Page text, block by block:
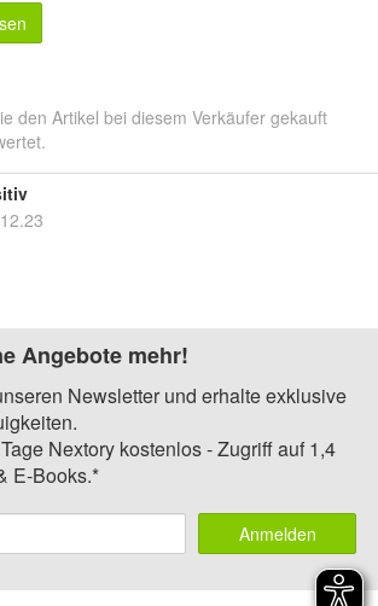
den Artikel bei diesem Verkäufer gekauft
Angebote mehr!
Newsletter und erhalte exklusive
Nextory kostenlos - Zugriff auf 1,4
E-Books.*
Anmelden